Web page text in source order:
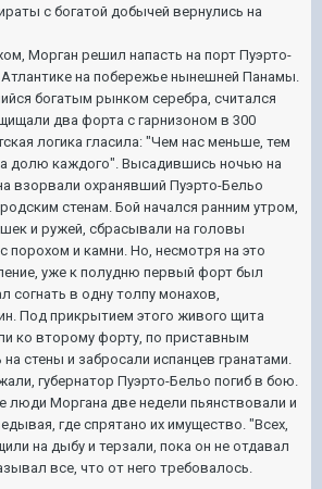
с богатой добычей вернулись на
Морган решил напасть на порт Пуэрто-
на побережье нынешней Панамы.
богатым рынком серебра, считался
два форта с гарнизоном в 300
логика гласила: "Чем нас меньше, тем
долю каждого". Высадившись ночью на
взорвали охранявший Пуэрто-Бельо
стенам. Бой начался ранним утром,
и ружей, сбрасывали на головы
порохом и камни. Но, несмотря на это
уже к полудню первый форт был
согнать в одну толпу монахов,
Под прикрытием этого живого щита
ко второму форту, по приставным
стены и забросали испанцев гранатами.
губернатор Пуэрто-Бельо погиб в бою.
люди Моргана две недели пьянствовали и
где спрятано их имущество. "Всех,
на дыбу и терзали, пока он не отдавал
все, что от него требовалось.